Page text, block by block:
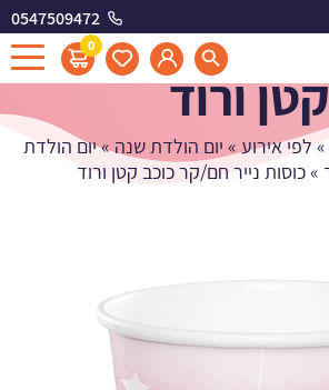
0547509472
0
חם/קר כוכב
קטן ורוד
» לפי אירוע» יום הולדת שנה»יום הולדת
»כוסות נייר חם/קר כוכב קטן ורוד